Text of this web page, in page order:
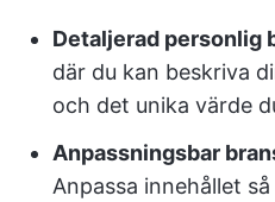
Detaljerad personlig
där du kan beskriva
och det unika värde
Anpassningsbar
Anpassa innehållet